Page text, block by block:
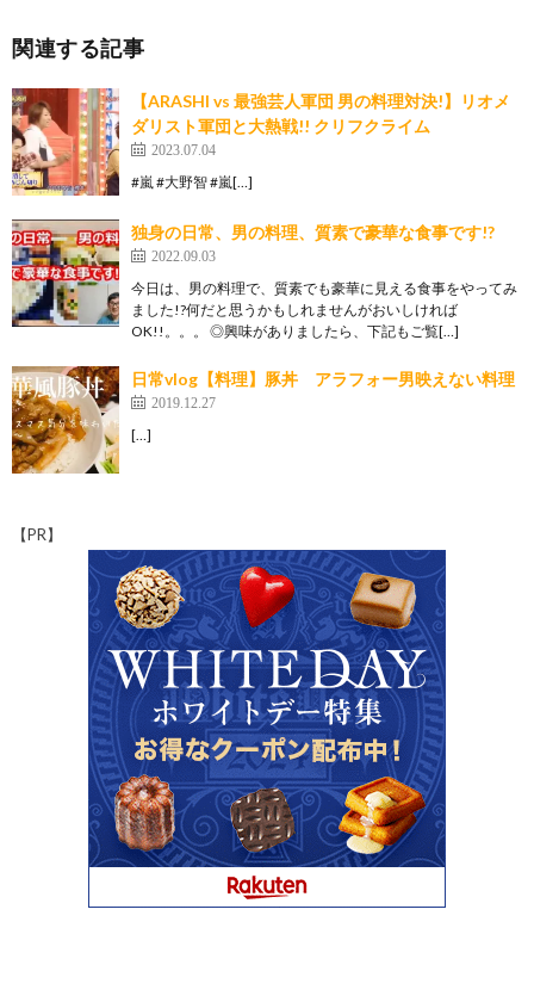
関連する記事
【ARASHI vs 最強芸人軍団 男の料理対決!】リオメ
ダリスト軍団と大熱戦!! クリフクライム
2023.07.04
#嵐 #大野智 #嵐[…]
独身の日常、男の料理、質素で豪華な食事です!?
2022.09.03
今日は、男の料理で、質素でも豪華に見える食事をやってみ
ました!?何だと思うかもしれませんがおいしければ
OK!!。。。 ◎興味がありましたら、下記もご覧[…]
日常vlog【料理】豚丼 アラフォー男映えない料理
2019.12.27
[…]
【PR】